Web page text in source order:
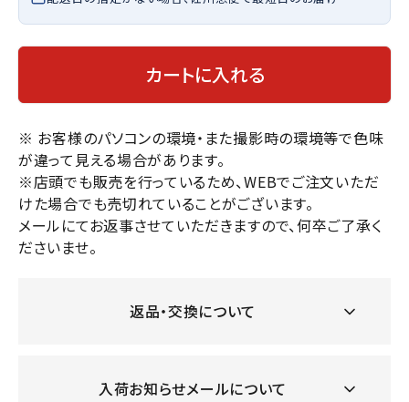
カートに入れる
※ お客様のパソコンの環境・また撮影時の環境等で色味
が違って見える場合があります。
※店頭でも販売を行っているため、WEBでご注文いただ
けた場合でも売切れていることがございます。
メールにてお返事させていただきますので、何卒ご了承く
ださいませ。
返品・交換について
入荷お知らせメールについて